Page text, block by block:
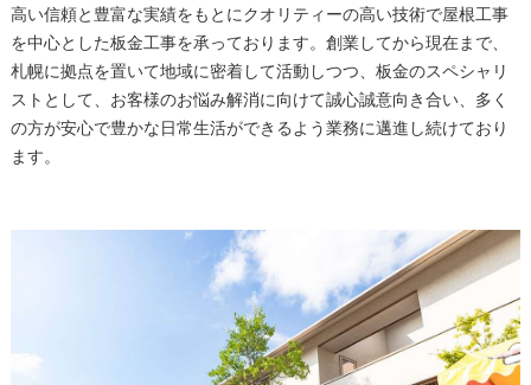
高い信頼と豊富な実績をもとにクオリティーの高い技術で屋根工事
を中心とした板金工事を承っております。創業してから現在まで、
札幌に拠点を置いて地域に密着して活動しつつ、板金のスペシャリ
ストとして、お客様のお悩み解消に向けて誠心誠意向き合い、多く
の方が安心で豊かな日常生活ができるよう業務に邁進し続けており
ます。